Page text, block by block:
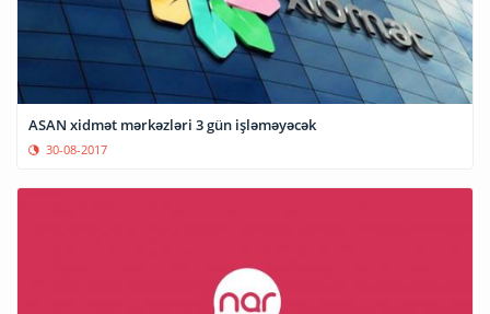
ASAN xidmət mərkəzləri 3 gün işləməyəcək
30-08-2017